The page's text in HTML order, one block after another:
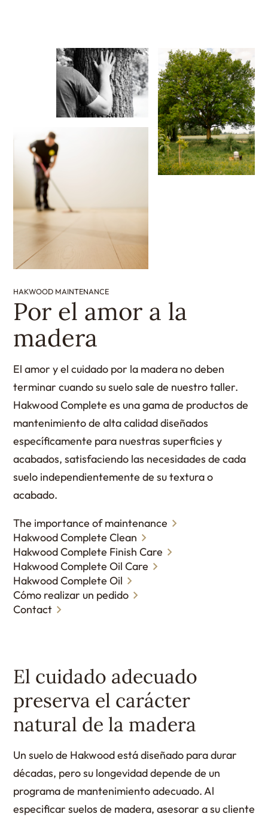
HAKWOOD MAINTENANCE
Por el amor a la
madera
El amor y el cuidado por la madera no deben
terminar cuando su suelo sale de nuestro taller.
Hakwood Complete es una gama de productos de
mantenimiento de alta calidad diseñados
específicamente para nuestras superficies y
acabados, satisfaciendo las necesidades de cada
suelo independientemente de su textura o
acabado.
The importance of maintenance
Hakwood Complete Clean
Hakwood Complete Finish Care
Hakwood Complete Oil Care
Hakwood Complete Oil
Cómo realizar un pedido
Contact
El cuidado adecuado
preserva el carácter
natural de la madera
Un suelo de Hakwood está diseñado para durar
décadas, pero su longevidad depende de un
programa de mantenimiento adecuado. Al
especificar suelos de madera, asesorar a su cliente